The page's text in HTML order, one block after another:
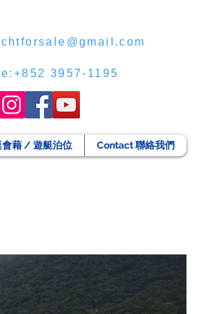
3957-1195
藉 / 遊艇泊位 Contact 聯絡我們